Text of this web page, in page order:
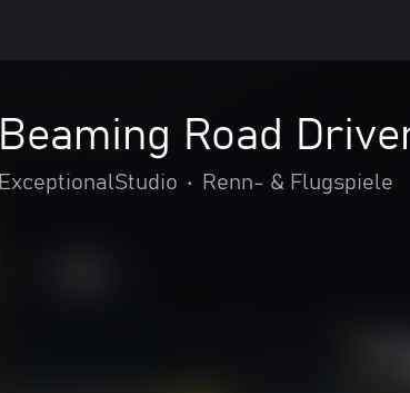
Beaming Road
ExceptionalStudio • Renn- & Flugspiele